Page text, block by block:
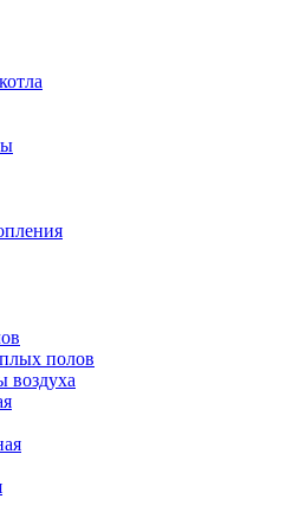
полов
воздуха